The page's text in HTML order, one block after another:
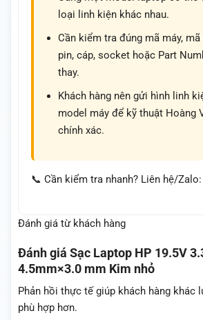
loại linh kiện khác nhau.
Cần kiểm tra đúng mã máy,
pin, cáp, socket hoặc Part
thay.
Khách hàng nên gửi hình linh
model máy để kỹ thuật Hoàng
chính xác.
📞 Cần kiểm tra nhanh? Liên hệ/Zalo:
Đánh giá từ khách hàng
Đánh giá Sạc Laptop HP 19.5V
4.5mm×3.0 mm Kim nhỏ
Phản hồi thực tế giúp khách hàng khác
phù hợp hơn.